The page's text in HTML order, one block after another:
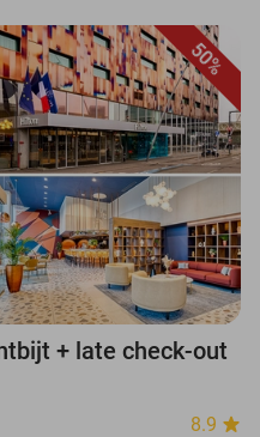
50%
+ late check-out
8.9